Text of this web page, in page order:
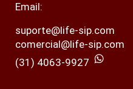
Email:
suporte@life-sip.com
comercial@life-sip.com
(31) 4063-9927